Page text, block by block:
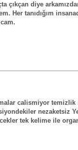
çıkçan diye
Her tanıdığım
calismiyor temizlik
nezaketsiz
tek kelime ile